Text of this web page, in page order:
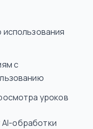
с
уроков
AI-обработки